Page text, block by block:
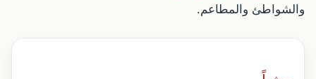
والشواطئ والمطاعم.